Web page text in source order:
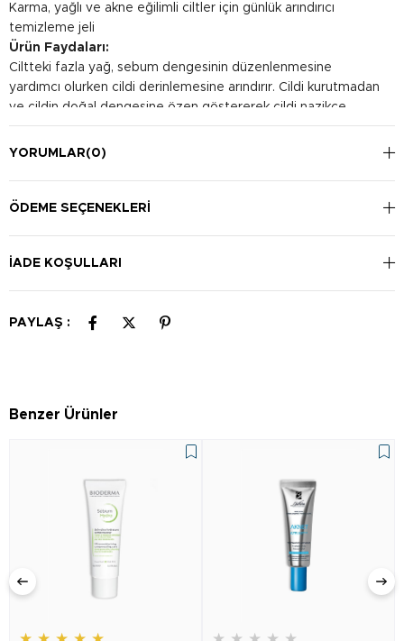
Karma, yağlı ve akne eğilimli ciltler için günlük arındırıcı
temizleme jeli
Ürün Faydaları:
Ciltteki fazla yağ, sebum dengesinin düzenlenmesine
yardımcı olurken cildi derinlemesine arındırır. Cildi kurutmadan
ve cildin doğal dengesine özen göstererek cildi nazikçe
temizler. Cildin tolerans seviyesini yükseltir.
Kullanım Şekli:
akşam kullanılabilir.
YORUMLAR(0)
ÖDEME SEÇENEKLERI
İADE KOŞULLARI
PAYLAŞ :
Benzer Ürünler